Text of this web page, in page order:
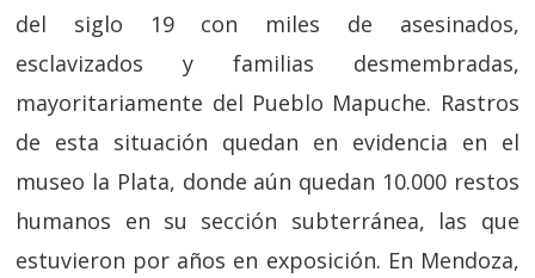
del siglo 19 con miles de asesinados,
esclavizados y familias desmembradas,
mayoritariamente del Pueblo Mapuche. Rastros
de esta situación quedan en evidencia en el
museo la Plata, donde aún quedan 10.000 restos
humanos en su sección subterránea, las que
estuvieron por años en exposición. En Mendoza,